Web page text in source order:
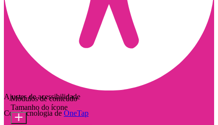
Ajustes de acessibilidade
Com tecnologia de OneTap
Módulos de conteúdo
Tamanho do ícone